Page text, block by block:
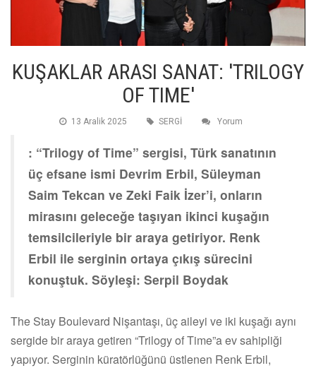
KUŞAKLAR ARASI SANAT: 'TRILOGY
OF TIME'
13 Aralik 2025 SERGİ Yorum
: “Trilogy of Time” sergisi, Türk sanatının
üç efsane ismi Devrim Erbil, Süleyman
Saim Tekcan ve Zeki Faik İzer’i, onların
mirasını geleceğe taşıyan ikinci kuşağın
temsilcileriyle bir araya getiriyor. Renk
Erbil ile serginin ortaya çıkış sürecini
konuştuk. Söyleşi: Serpil Boydak
The Stay Boulevard Nişantaşı, üç aileyi ve iki kuşağı aynı
sergide bir araya getiren “Trilogy of Time”a ev sahipliği
yapıyor. Serginin küratörlüğünü üstlenen Renk Erbil,